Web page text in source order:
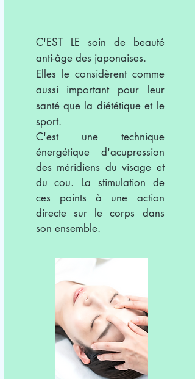
C'EST LE soin de beauté
anti-âge des japonaises.
Elles le considèrent comme
aussi important pour leur
santé que la diététique et le
sport.
C'est une technique
énergétique d'acupression
des méridiens du visage et
du cou. La stimulation de
ces points à une action
directe sur le corps dans
son ensemble.